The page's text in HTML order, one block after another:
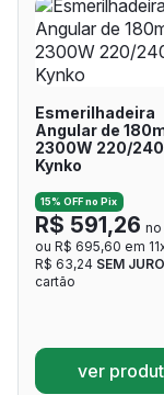
Esmerilhadeira
Angular de
2300W 220/
Kynko
15% OFF no Pix
R$ 591,26 no
ou R$ 695,60 em
R$ 63,24 SEM
cartão
ver